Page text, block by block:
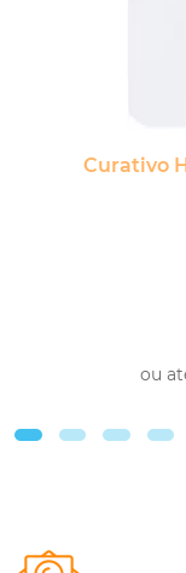
Curativo
ou